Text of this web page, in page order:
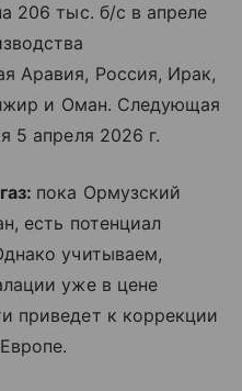
206 тыс. б/с в апреле
Аравия, Россия, Ирак,
и Оман. Следующая
5 апреля 2026 г.
пока Ормузский
есть потенциал
учитываем,
уже в цене
приведет к коррекции